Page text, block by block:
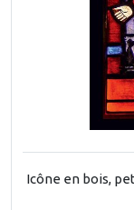
Icône en bois,